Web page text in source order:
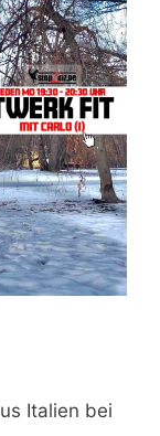
Italien bei